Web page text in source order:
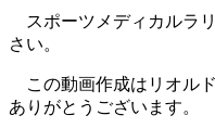
スポーツメディカルラ
さい。
この動画作成はリオル
ありがとうございます。